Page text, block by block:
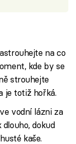
na co
kde by se
strouhejte
je totiž hořká.
vodní lázni za
dokud
kaše.